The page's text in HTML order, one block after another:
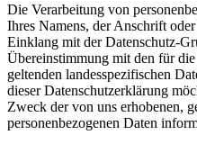
Die Verarbeitung von
Ihres Namens, der Anschrift
Einklang mit der Datenschutz-
Übereinstimmung mit den für
geltenden landesspezifischen
dieser Datenschutzerklärung
Zweck der von uns erhobenen,
personenbezogenen Daten